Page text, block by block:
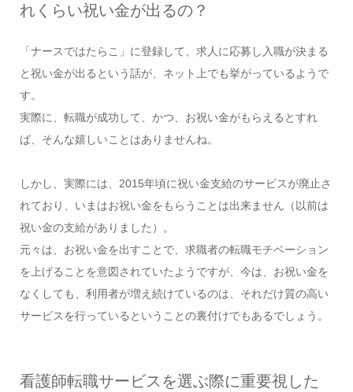
れくらい祝い金が出るの？
「ナースではたらこ」に登録して、求人に応募し入職が決まる
と祝い金が出るという話が、ネット上でも挙がっているようで
す。
実際に、転職が成功して、かつ、お祝い金がもらえるとすれ
ば、そんな嬉しいことはありませんね。
しかし、実際には、2015年頃に祝い金支給のサービスが廃止さ
れており、いまはお祝い金をもらうことは出来ません（以前は
祝い金の支給がありました）。
元々は、お祝い金を出すことで、求職者の転職モチベーション
を上げることを意図されていたようですが、今は、お祝い金を
なくしても、利用者が増え続けているのは、それだけ質の高い
サービスを行っているということの裏付けでもあるでしょう。
看護師転職サービスを選ぶ際に重要視した